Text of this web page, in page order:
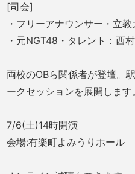
[司会]
・フリーアナウンサー・立
・元NGT48・タレント：西
両校のOBら関係者が登壇。
ークセッションを展開します
7/6(土)14時開演
会場:有楽町よみうりホール